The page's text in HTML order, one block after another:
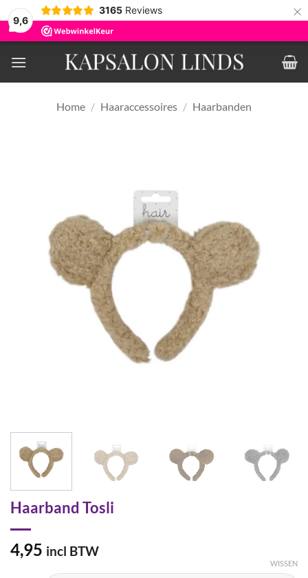
9,6
3165 Reviews ×
naar
inhoud
Home / Haaraccessoires / Haarbanden
Haarband Tosli
4,95 incl BTW
WISSEN